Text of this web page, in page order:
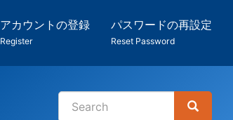
アカウントの登録
Register
パスワードの再設定
Reset Password
Search
Search